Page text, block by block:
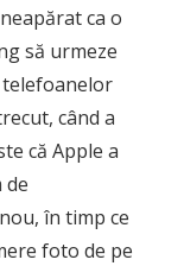
ca o
să urmeze
telefoanelor
când a
că Apple a
de
în timp ce
foto de pe